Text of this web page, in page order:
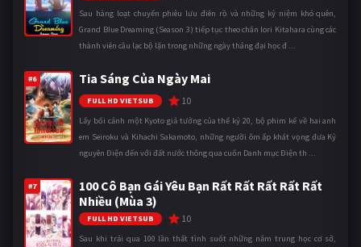
Sau hàng loạt chuyến phiêu lưu điên rồ và những kỷ niệm khó quên,
Grand Blue Dreaming (Season 3) tiếp tục theo chân Iori Kitahara cùng các
thành viên câu lạc bộ lặn trong những ngày tháng đại học đ ...
#6 Tia Sáng Của Ngày Mai
FULL HD VIETSUB 10
Lấy bối cảnh một Kyoto giả tưởng của thế kỷ 20, bộ phim kể về hai anh
em Seiroku và Kihachi Sakamoto, những người ôm ấp khát vọng đưa Kỷ
nguyên Điện đến với đất nước thông qua cuốn Danh mục Điện th ...
#7
100 Cô Bạn Gái Yêu Bạn Rất Rất Rất Rất Rất
Nhiều (Mùa 3)
FULL HD VIETSUB 10
Sau khi trải qua 100 lần thất tình suốt những năm trung học cơ sở,